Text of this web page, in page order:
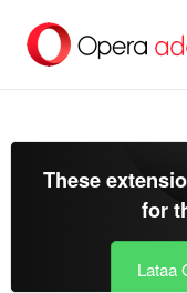
pääsisältöön
These
for
Lataa